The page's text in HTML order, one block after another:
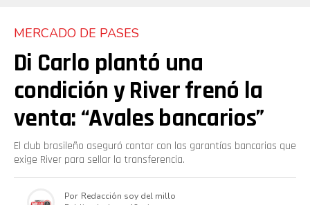
MERCADO DE PASES
Di Carlo plantó una
condición y River frenó la
venta: “Avales bancarios”
El club brasileño aseguró contar con las garantías bancarias que
exige River para sellar la transferencia.
Por Redacción soy del millo